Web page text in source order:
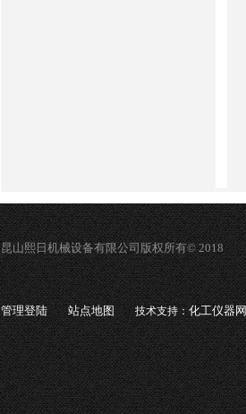
昆山熙日机械设备有限公司版权所有© 2018
管理登陆 站点地图 技术支持：化工仪器网